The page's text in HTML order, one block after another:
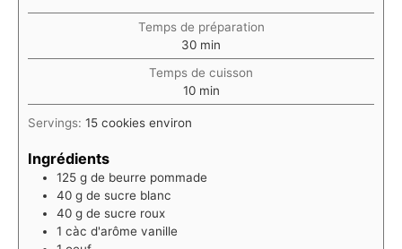
Temps de préparation
30minutes
min
Temps de cuisson
10minutes
min
Servings: 15 cookies environ
Ingrédients
125 g de beurre pommade
40 g de sucre blanc
40 g de sucre roux
1 càc d'arôme vanille